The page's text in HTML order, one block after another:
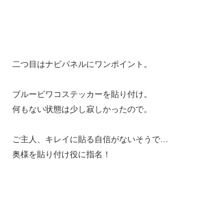
二つ目はナビパネルにワンポイント。
ブルービワコステッカーを貼り付け。
何もない状態は少し寂しかったので。
ご主人、キレイに貼る自信がないそうで…
奥様を貼り付け役に指名！